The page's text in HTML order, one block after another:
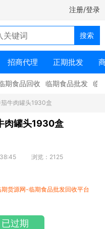
注册/登录
招商代理 正期批发
期食品回收 临期食品批发 临
牛肉罐头1930盒
肉罐头1930盒
浏览：2125
期货源网-临期食品批发回收平台
已过期